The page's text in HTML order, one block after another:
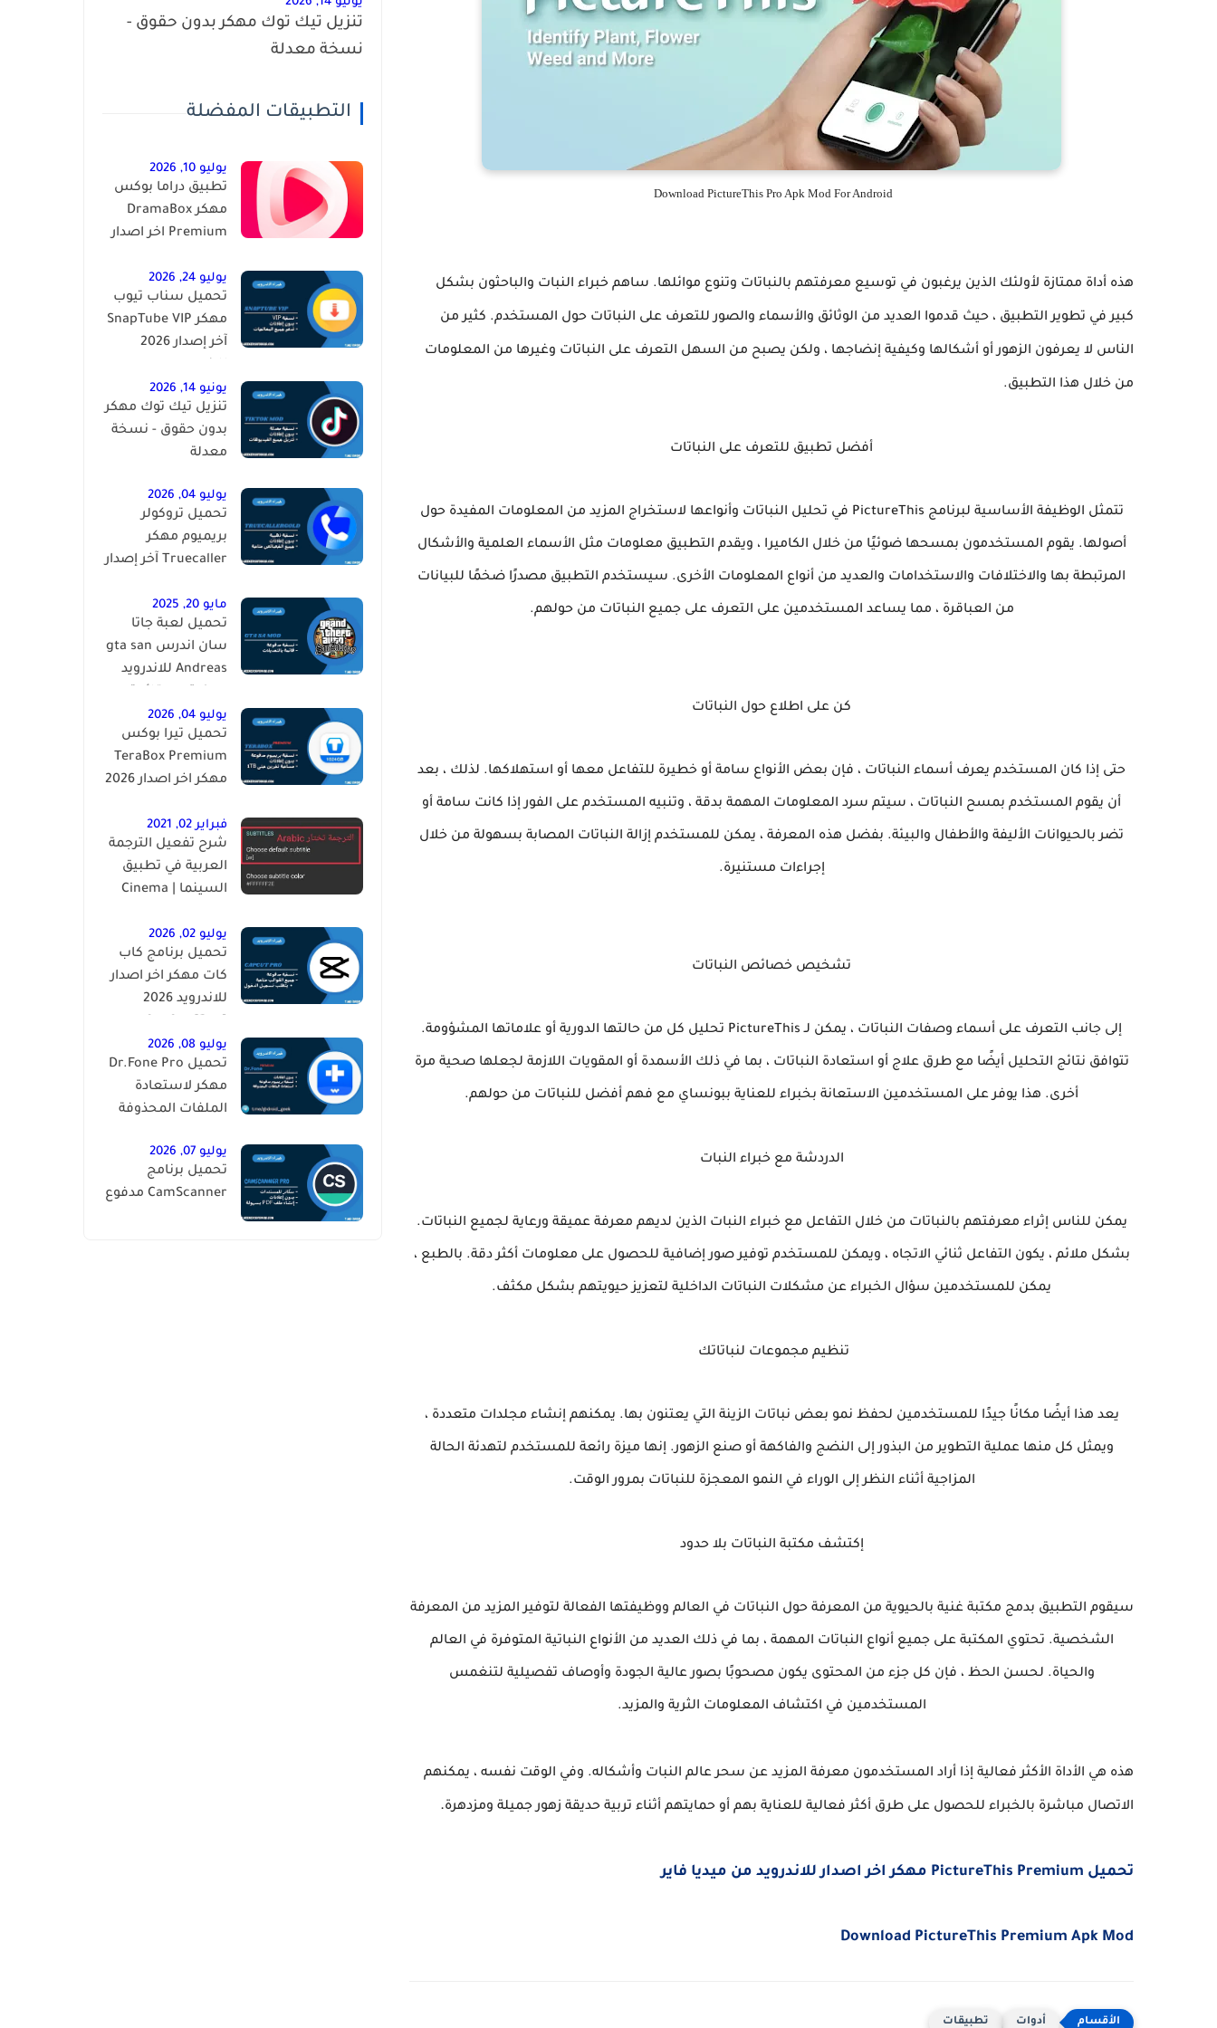
Download PictureThis Pro Apk Mod For Android
هذه أداة ممتازة لأولئك الذين يرغبون في توسيع معرفتهم بالنباتات وتنوع موائلها. ساهم خبراء النبات والباحثون بشكل
كبير في تطوير التطبيق ، حيث قدموا العديد من الوثائق والأسماء والصور للتعرف على النباتات حول المستخدم. كثير من
الناس لا يعرفون الزهور أو أشكالها وكيفية إنضاجها ، ولكن يصبح من السهل التعرف على النباتات وغيرها من المعلومات
من خلال هذا التطبيق.
أفضل تطبيق للتعرف على النباتات
تتمثل الوظيفة الأساسية لبرنامج PictureThis في تحليل النباتات وأنواعها لاستخراج المزيد من المعلومات المفيدة حول
أصولها. يقوم المستخدمون بمسحها ضوئيًا من خلال الكاميرا ، ويقدم التطبيق معلومات مثل الأسماء العلمية والأشكال
المرتبطة بها والاختلافات والاستخدامات والعديد من أنواع المعلومات الأخرى. سيستخدم التطبيق مصدرًا ضخمًا للبيانات
من العباقرة ، مما يساعد المستخدمين على التعرف على جميع النباتات من حولهم.
كن على اطلاع حول النباتات
حتى إذا كان المستخدم يعرف أسماء النباتات ، فإن بعض الأنواع سامة أو خطيرة للتفاعل معها أو استهلاكها. لذلك ، بعد
أن يقوم المستخدم بمسح النباتات ، سيتم سرد المعلومات المهمة بدقة ، وتنبيه المستخدم على الفور إذا كانت سامة أو
تضر بالحيوانات الأليفة والأطفال والبيئة. بفضل هذه المعرفة ، يمكن للمستخدم إزالة النباتات المصابة بسهولة من خلال
إجراءات مستنيرة.
تشخيص خصائص النباتات
إلى جانب التعرف على أسماء وصفات النباتات ، يمكن لـ PictureThis تحليل كل من حالتها الدورية أو علاماتها المشؤومة.
تتوافق نتائج التحليل أيضًا مع طرق علاج أو استعادة النباتات ، بما في ذلك الأسمدة أو المقويات اللازمة لجعلها صحية مرة
أخرى. هذا يوفر على المستخدمين الاستعانة بخبراء للعناية ببونساي مع فهم أفضل للنباتات من حولهم.
الدردشة مع خبراء النبات
يمكن للناس إثراء معرفتهم بالنباتات من خلال التفاعل مع خبراء النبات الذين لديهم معرفة عميقة ورعاية لجميع النباتات.
بشكل ملائم ، يكون التفاعل ثنائي الاتجاه ، ويمكن للمستخدم توفير صور إضافية للحصول على معلومات أكثر دقة. بالطبع ،
يمكن للمستخدمين سؤال الخبراء عن مشكلات النباتات الداخلية لتعزيز حيويتهم بشكل مكثف.
تنظيم مجموعات لنباتاتك
يعد هذا أيضًا مكانًا جيدًا للمستخدمين لحفظ نمو بعض نباتات الزينة التي يعتنون بها. يمكنهم إنشاء مجلدات متعددة ،
ويمثل كل منها عملية التطوير من البذور إلى النضج والفاكهة أو صنع الزهور. إنها ميزة رائعة للمستخدم لتهدئة الحالة
المزاجية أثناء النظر إلى الوراء في النمو المعجزة للنباتات بمرور الوقت.
إكتشف مكتبة النباتات بلا حدود
سيقوم التطبيق بدمج مكتبة غنية بالحيوية من المعرفة حول النباتات في العالم ووظيفتها الفعالة لتوفير المزيد من المعرفة
الشخصية. تحتوي المكتبة على جميع أنواع النباتات المهمة ، بما في ذلك العديد من الأنواع النباتية المتوفرة في العالم
والحياة. لحسن الحظ ، فإن كل جزء من المحتوى يكون مصحوبًا بصور عالية الجودة وأوصاف تفصيلية لتنغمس
المستخدمين في اكتشاف المعلومات الثرية والمزيد.
هذه هي الأداة الأكثر فعالية إذا أراد المستخدمون معرفة المزيد عن سحر عالم النبات وأشكاله. وفي الوقت نفسه ، يمكنهم
الاتصال مباشرة بالخبراء للحصول على طرق أكثر فعالية للعناية بهم أو حمايتهم أثناء تربية حديقة زهور جميلة ومزدهرة.
تحميل PictureThis Premium مهكر اخر اصدار للاندرويد من ميديا فاير
Download PictureThis Premium Apk Mod
أدوات تطبيقات
تنزيل تيك توك مهكر بدون حقوق -
نسخة معدلة
التطبيقات المفضلة
يوليو 10, 2026
تطبيق دراما بوكس
مهكر DramaBox
Premium اخر اصدار
يوليو 24, 2026
تحميل سناب تيوب
مهكر SnapTube VIP
آخر إصدار 2026
يونيو 14, 2026
تنزيل تيك توك مهكر
بدون حقوق - نسخة
معدلة
يوليو 04, 2026
تحميل تروكولر
بريميوم مهكر
Truecaller آخر إصدار
مايو 20, 2025
تحميل لعبة جاتا
سان اندرس gta san
Andreas للاندرويد
الغش
يوليو 04, 2026
تحميل تيرا بوكس
TeraBox Premium
مهكر اخر اصدار 2026
فبراير 02, 2021
شرح تفعيل الترجمة
العربية في تطبيق
السينما | ‏Cinema
يوليو 02, 2026
تحميل برنامج كاب
كات مهكر اخر اصدار
للاندرويد 2026
يوليو 08, 2026
تحميل Dr.Fone Pro
مهكر لاستعادة
الملفات المحذوفة
يوليو 07, 2026
تحميل برنامج
CamScanner مدفوع